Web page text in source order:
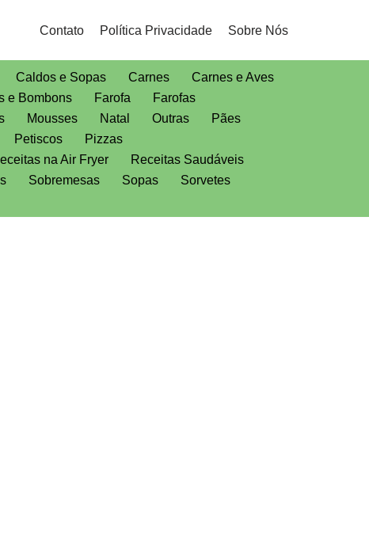
Contato Política Privacidade Sobre Nós
Caldos e Sopas Carnes
Carnes e Aves
e Bombons Farofa
Farofas
Mousses Natal Outras
Pães
Petiscos
Pizzas
na Air Fryer
Receitas Saudáveis
Sobremesas Sopas
Sorvetes